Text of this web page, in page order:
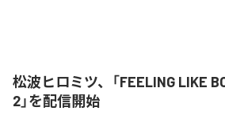
松波ヒロミツ、「FEELING LIKE
2」を配信開始